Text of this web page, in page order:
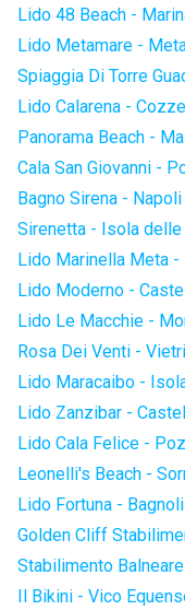
Lido 48 Beach -
Lido Metamare -
Spiaggia Di Torre
Lido Calarena -
Panorama Beach -
Cala San Giovanni -
Bagno Sirena -
Sirenetta - Isola delle
Lido Marinella Meta -
Lido Moderno -
Lido Le Macchie -
Rosa Dei Venti -
Lido Maracaibo -
Lido Zanzibar -
Lido Cala Felice -
Leonelli's Beach -
Lido Fortuna -
Golden Cliff
Stabilimento
Il Bikini - Vico